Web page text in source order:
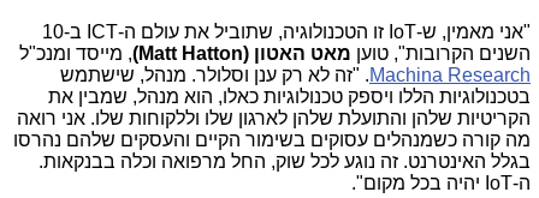
"אני מאמין, ש-IoT זו הטכנולוגיה, שתוביל את עולם ה-ICT
ב-10
השנים הקרובות", טוען מאט האטון (Matt Hatton
), מייסד ומנכ"ל
Machina Research. "זה לא רק ענן וסלולר. מנהל, שישתמש
בטכנולוגיות הללו ויספק טכנולוגיות כאלו, הוא מנהל, שמבין את
הקריטיות שלהן והתועלת שלהן לארגון שלו וללקוחות שלו. אני רואה
מה קורה כשמנהלים עסוקים בשימור הקיים והעסקים שלהם נהרסו
בגלל האינטרנט. זה נוגע לכל שוק, החל מרפואה וכלה בבנקאות.
ה-IoT יהיה בכל מקום".